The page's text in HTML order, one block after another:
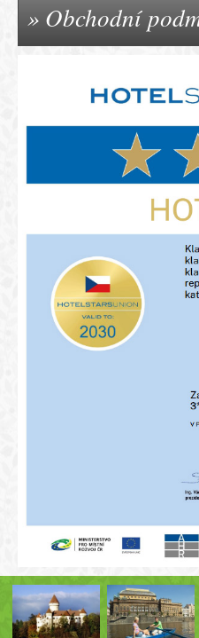
Obchodní